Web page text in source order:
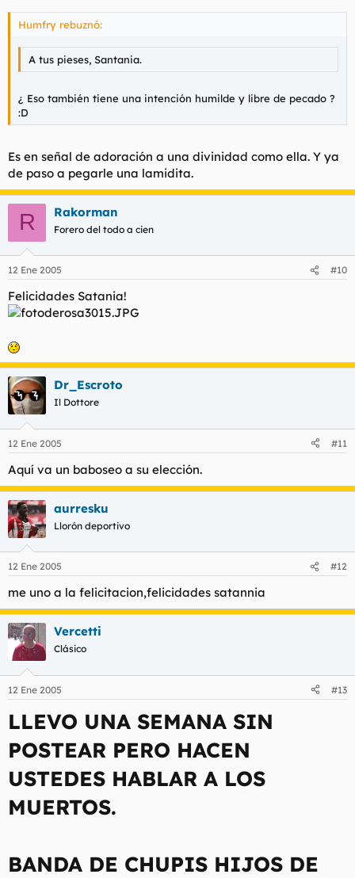
Humfry rebuznó:
A tus pieses, Santania.
¿ Eso también tiene una intención humilde y libre de pecado ?
:D
Es en señal de adoración a una divinidad como ella. Y ya
de paso a pegarle una lamidita.
R Rakorman
Forero del todo a cien
12 Ene 2005 #10
Felicidades Satania!
Dr_Escroto
Il Dottore
12 Ene 2005 #11
Aquí va un baboseo a su elección.
aurresku
Llorón deportivo
12 Ene 2005 #12
me uno a la felicitacion,felicidades satannia
Vercetti
Clásico
12 Ene 2005 #13
LLEVO UNA SEMANA SIN
POSTEAR PERO HACEN
USTEDES HABLAR A LOS
MUERTOS.
BANDA DE CHUPIS HIJOS DE